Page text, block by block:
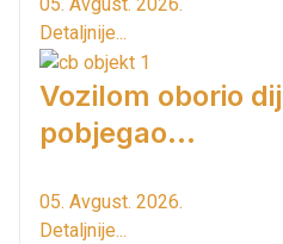
Detaljnije...
Vozilom oborio
pobjegao...
05. Avgust. 2026.
Detaljnije...